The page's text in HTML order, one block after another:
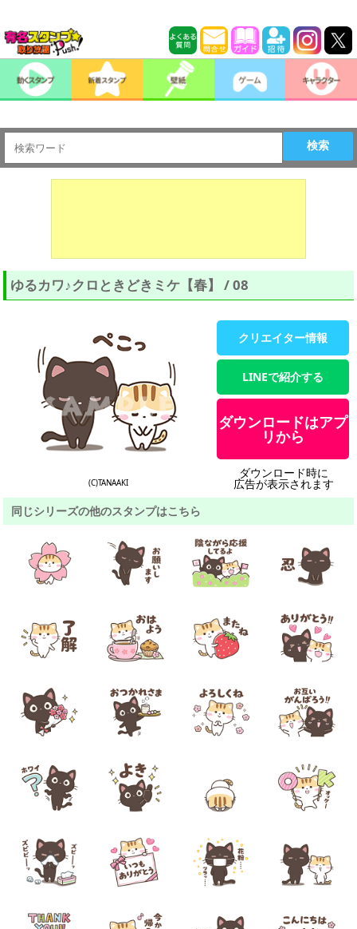
検索
ゆるカワ♪クロときどきミケ【春】 / 08
(C)TANAAKI
クリエイター情報
LINEで紹介する
ダウンロードはアプ
リから
ダウンロード時に
広告が表示されます
同じシリーズの他のスタンプはこちら